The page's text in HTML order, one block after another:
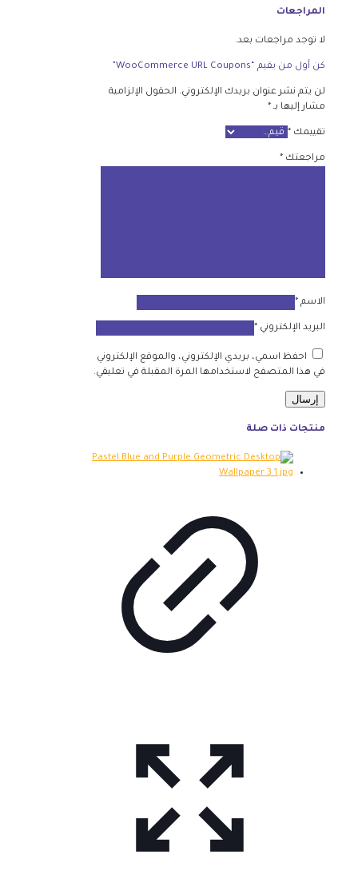
المراجعات
لا توجد مراجعات بعد.
كن أول من يقيم “WooCommerce URL Coupons”
لن يتم نشر عنوان بريدك الإلكتروني.
الحقول الإلزامية
مشار إليها بـ *
تقييمك *
مراجعتك *
الاسم *
البريد الإلكتروني *
احفظ اسمي، بريدي الإلكتروني، والموقع الإلكتروني
في هذا المتصفح لاستخدامها المرة المقبلة في تعليقي.
منتجات ذات صلة